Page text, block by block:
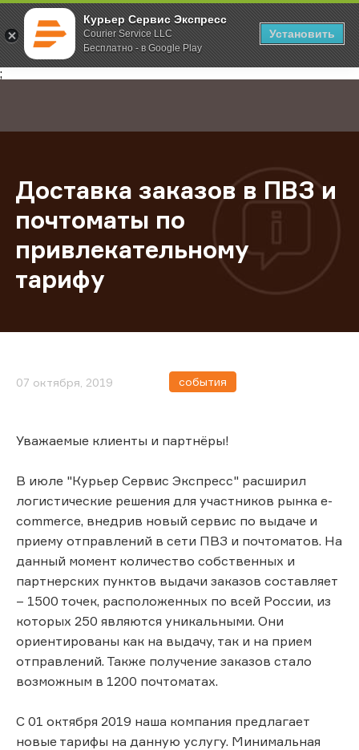
Курьер Сервис Экспресс
Courier Service LLC
Бесплатно - в Google Play
Установить
;
Главная О компании Новости Доставка заказов в ПВЗ и
Доставка заказов в ПВЗ и
почтоматы по
привлекательному
тарифу
07 октября, 2019 события
Уважаемые клиенты и партнёры!
В июле "Курьер Сервис Экспресс" расширил
логистические решения для участников рынка e-
commerce, внедрив новый сервис по выдаче и
приему отправлений в сети ПВЗ и почтоматов. На
данный момент количество собственных и
партнерских пунктов выдачи заказов составляет
– 1500 точек, расположенных по всей России, из
которых 250 являются уникальными. Они
ориентированы как на выдачу, так и на прием
отправлений. Также получение заказов стало
возможным в 1200 почтоматах.
С 01 октября 2019 наша компания предлагает
новые тарифы на данную услугу. Минимальная